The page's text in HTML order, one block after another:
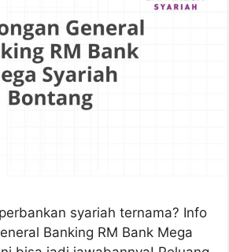
syariah ternama? Info
Banking RM Bank Mega